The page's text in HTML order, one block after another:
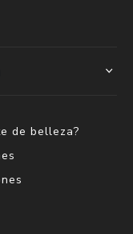
de belleza?